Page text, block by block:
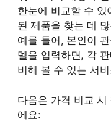
한눈에 비교할 수
된 제품을 찾는 데
예를 들어, 본인이
델을 입력하면, 각
비해 볼 수 있는 서
다음은 가격 비교 시
에요: